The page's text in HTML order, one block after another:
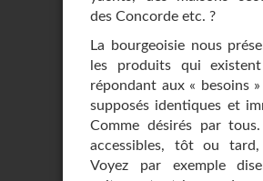
des Concorde etc. ?
La bourgeoisie nous
les produits qui
répondant aux « besoins
supposés identiques et
Comme désirés par
accessibles, tôt ou
Voyez par exemple